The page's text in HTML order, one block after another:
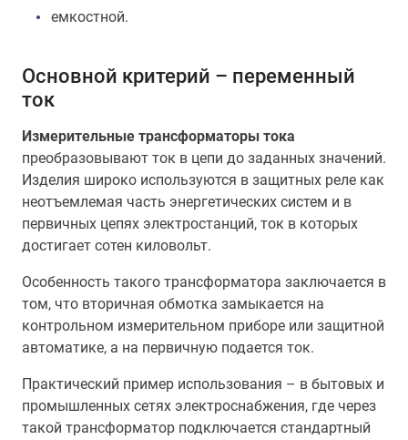
емкостной.
Основной критерий – переменный
ток
Измерительные трансформаторы тока
преобразовывают ток в цепи до заданных значений.
Изделия широко используются в защитных реле как
неотъемлемая часть энергетических систем и в
первичных цепях электростанций, ток в которых
достигает сотен киловольт.
Особенность такого трансформатора заключается в
том, что вторичная обмотка замыкается на
контрольном измерительном приборе или защитной
автоматике, а на первичную подается ток.
Практический пример использования – в бытовых и
промышленных сетях электроснабжения, где через
такой трансформатор подключается стандартный